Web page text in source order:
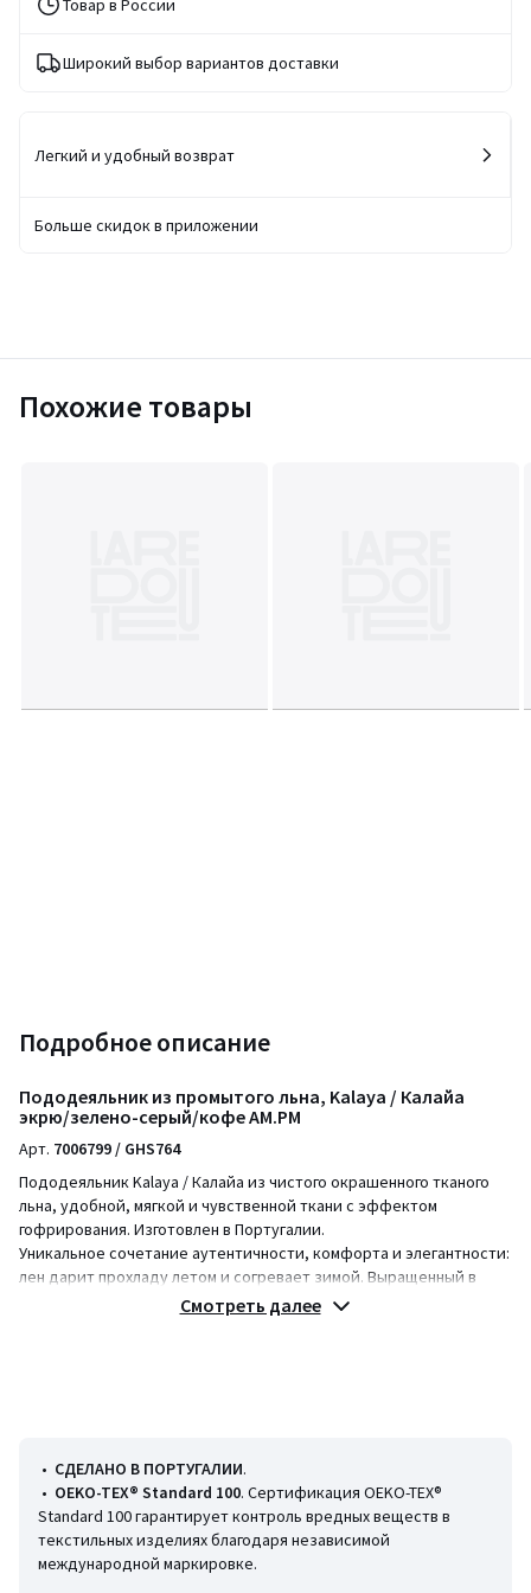
Товар в России
Широкий выбор вариантов доставки
Легкий и удобный возврат
Больше скидок в приложении
Похожие товары
Подробное описание
Пододеяльник из промытого льна, Kalaya / Калайа
экрю/зелено-серый/кофе AM.PM
Арт. 7006799 / GHS764
Пододеяльник Kalaya / Калайа из чистого окрашенного тканого
льна, удобной, мягкой и чувственной ткани с эффектом
гофрирования. Изготовлен в Португалии.
Уникальное сочетание аутентичности, комфорта и элегантности:
лен дарит прохладу летом и согревает зимой. Выращенный в
Европе, осветленный лен легок в уходе, имеет слегка мятый
• Осветленный лен
• Застежка на пуговицы по низу
Уход
Следуйте нашим рекомендациям по уходу, чтобы сохранить
Смотреть далее
• СДЕЛАНО В ПОРТУГАЛИИ.
• OEKO-TEX® Standard 100. Сертификация OEKO-TEX®
Standard 100 гарантирует контроль вредных веществ в
текстильных изделиях благодаря независимой
международной маркировке.